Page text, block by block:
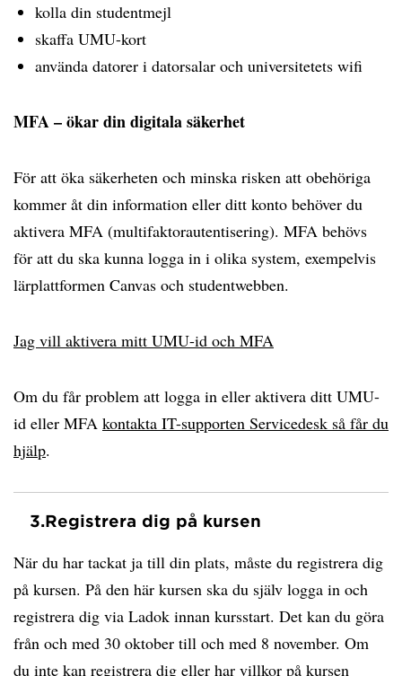
kolla din studentmejl
skaffa UMU-kort
använda datorer i datorsalar och universitetets wifi
MFA – ökar din digitala säkerhet
För att öka säkerheten och minska risken att obehöriga
kommer åt din information eller ditt konto behöver du
aktivera MFA (multifaktorautentisering). MFA behövs
för att du ska kunna logga in i olika system, exempelvis
lärplattformen Canvas och studentwebben.
Jag vill aktivera mitt UMU-id och MFA
Om du får problem att logga in eller aktivera ditt UMU-
id eller MFA kontakta IT-supporten Servicedesk så får du
hjälp.
3.Registrera dig på kursen
När du har tackat ja till din plats, måste du registrera dig
på kursen. På den här kursen ska du själv logga in och
registrera dig via Ladok innan kursstart. Det kan du göra
från och med 30 oktober till och med 8 november. Om
du inte kan registrera dig eller har villkor på kursen